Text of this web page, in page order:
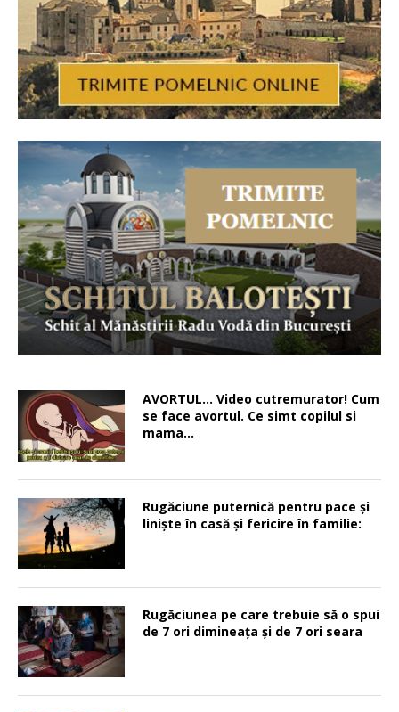
AVORTUL… Video cutremurator! Cum
se face avortul. Ce simt copilul si
mama…
Rugăciune puternică pentru pace şi
linişte în casă şi fericire în familie:
Rugăciunea pe care trebuie să o spui
de 7 ori dimineața și de 7 ori seara